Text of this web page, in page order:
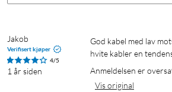
Jakob
Verifisert kjøper
4/5
1 år siden
God kabel med lav motstand. Imidlertid har
hvite kabler en
Anmeldelsen er
Vis original